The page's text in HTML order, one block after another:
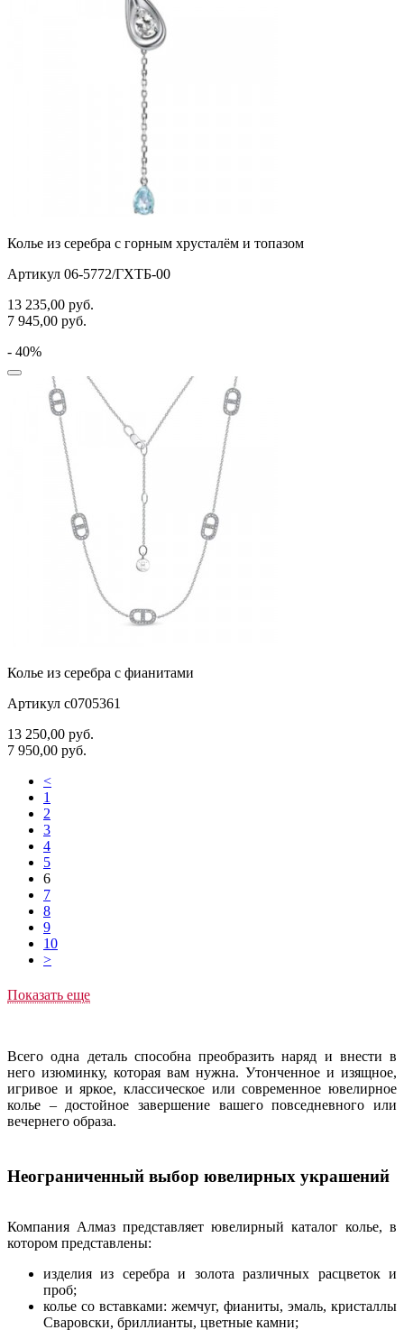
Колье из серебра с горным хрусталём и топазом
Артикул 06-5772/ГХТБ-00
13 235,00 руб.
7 945,00 руб.
- 40%
Колье из серебра с фианитами
Артикул с0705361
13 250,00 руб.
7 950,00 руб.
<
1
2
3
4
5
6
7
8
9
10
>
Показать еще
Всего одна деталь способна преобразить наряд и внести в
него изюминку, которая вам нужна. Утонченное и изящное,
игривое и яркое, классическое или современное ювелирное
колье – достойное завершение вашего повседневного или
вечернего образа.
Неограниченный выбор ювелирных украшений
Компания Алмаз представляет ювелирный каталог колье, в
котором представлены:
изделия из серебра и золота различных расцветок и
проб;
колье со вставками: жемчуг, фианиты, эмаль, кристаллы
Сваровски, бриллианты, цветные камни;